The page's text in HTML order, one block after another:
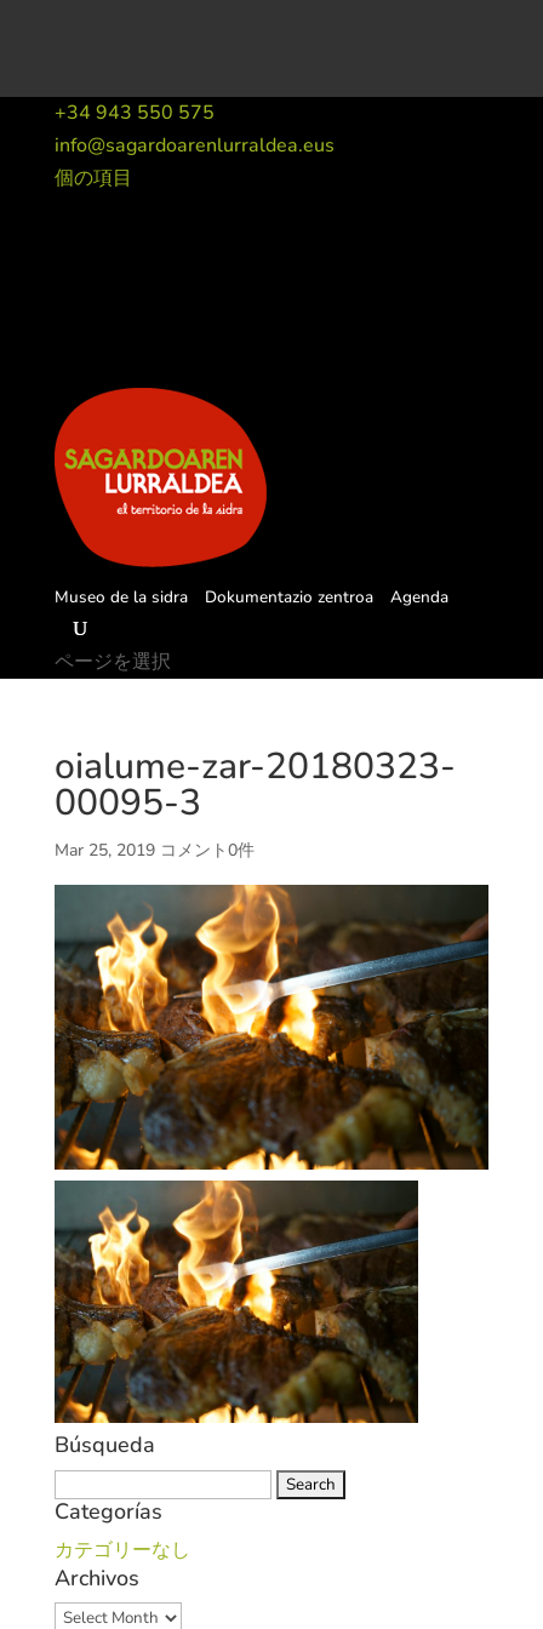
+34 943 550 575
info@sagardoarenlurraldea.eus
個の項目
Museo de la sidra Dokumentazio zentroa Agenda
ページを選択
oialume-zar-20180323-
00095-3
Mar 25, 2019 コメント0件
Búsqueda
for:
Categorías
カテゴリーなし
Archivos
Archivos